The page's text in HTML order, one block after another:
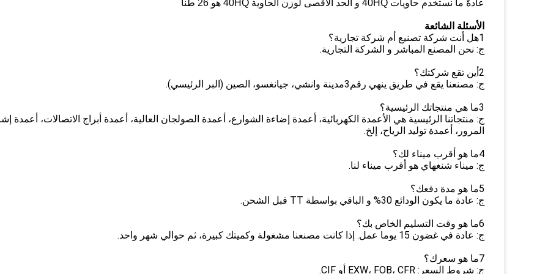
عادةً ما نستخدم حاويات 40HQ و الحد الأقصى لوزن الحاوية 40HQ هو 26 طناً
الأسئلة الشائعة
1هل أنت شركة تصنيع أم شركة تجارية؟
ج: نحن المصنع المباشر و الشركة التجارية.
2أين تقع شركتك؟
ج: مصنعنا يقع في طريق ينهي رقم3مدينة وانشي، جيانغسو، الصين (البر الرئيسي).
3ما هي منتجاتك الرئيسية؟
ج: منتجاتنا الرئيسية هي الأعمدة الكهربائية، أعمدة إضاءة الشوارع، أعمدة الصولجان العالية، أعمدة أبراج الاتصالات، أعمدة
المرور، أعمدة توليد الرياح، إلخ.
4ما هو أقرب ميناء لك؟
ج: ميناء شنغهاي هو أقرب ميناء لنا.
5ما هو مدة دفعك؟
ج: عادة ما يكون الودائع 30% و الباقي بواسطة TT قبل الشحن.
6ما هو وقت التسليم الخاص بك؟
ج: عادة في غضون 15 يوما عمل. إذا كانت مصنعنا مشغولة وكميتك كبيرة، ثم حوالي شهر واحد.
7ما هو سعرك؟
ج: شروط السعر: EXW، FOB، CFR أو CIF.